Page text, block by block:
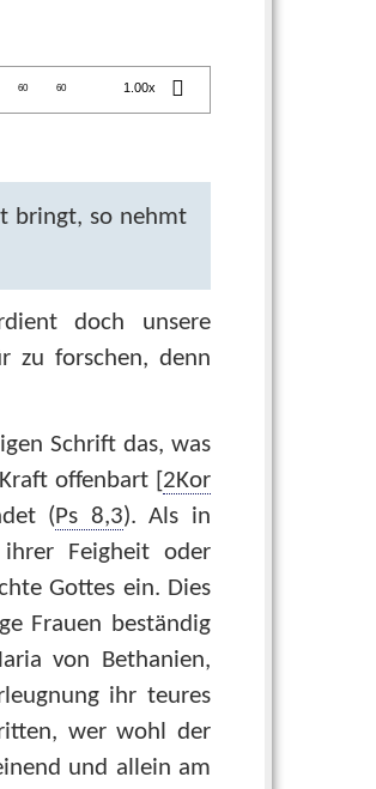
60 60 1.00x
bringt, so nehmt
doch unsere
zu forschen, denn
Schrift das, was
offenbart [2Kor
(Ps 8,3). Als in
Feigheit oder
Gottes ein. Dies
Frauen beständig
von Bethanien,
ihr teures
wer wohl der
und allein am